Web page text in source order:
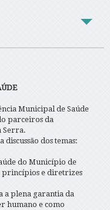
Municipal de Saúde
parceiros da
Serra.
dos temas:
do Município de
princípios e diretrizes
garantia da
humano e como